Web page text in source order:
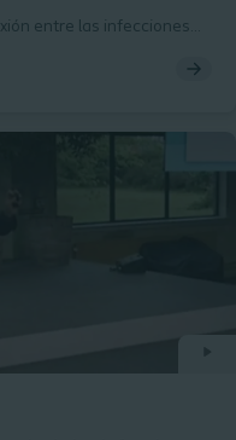
entre las infecciones